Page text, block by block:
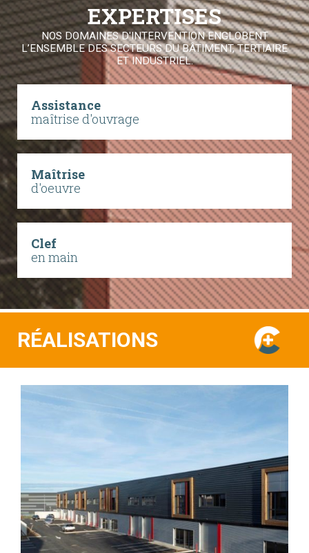
EXPERTISES
NOS DOMAINES D'INTERVENTION ENGLOBENT
L’ENSEMBLE DES SECTEURS DU BÂTIMENT, TERTIAIRE
ET INDUSTRIEL.
Assistance
maîtrise d'ouvrage
Maîtrise
d'oeuvre
Clef
en main
RÉALISATIONS